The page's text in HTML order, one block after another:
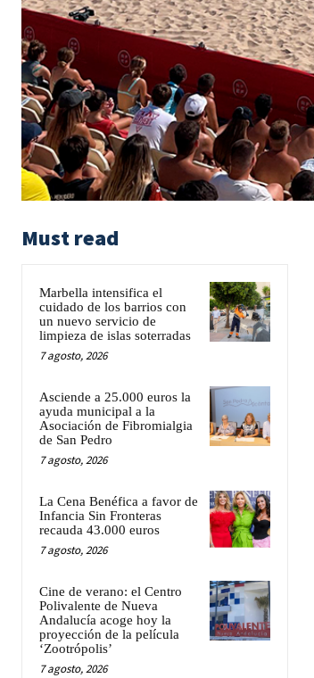
Must read
Marbella intensifica el
cuidado de los barrios con
un nuevo servicio de
limpieza de islas soterradas
7 agosto, 2026
Asciende a 25.000 euros la
ayuda municipal a la
Asociación de Fibromialgia
de San Pedro
7 agosto, 2026
La Cena Benéfica a favor de
Infancia Sin Fronteras
recauda 43.000 euros
7 agosto, 2026
Cine de verano: el Centro
Polivalente de Nueva
Andalucía acoge hoy la
proyección de la película
‘Zootrópolis’
7 agosto, 2026